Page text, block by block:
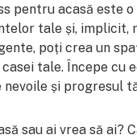
pentru acasă este
tale și, implicit,
poți crea un
tale. Începe cu
și progresul
sau ai vrea să ai?